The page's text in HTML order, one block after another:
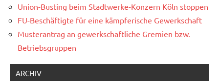
Union-Busting beim Stadtwerke-Konzern Köln stoppen
FU-Beschäftigte für eine kämpferische Gewerkschaft
Musterantrag an gewerkschaftliche Gremien bzw.
Betriebsgruppen
ARCHIV